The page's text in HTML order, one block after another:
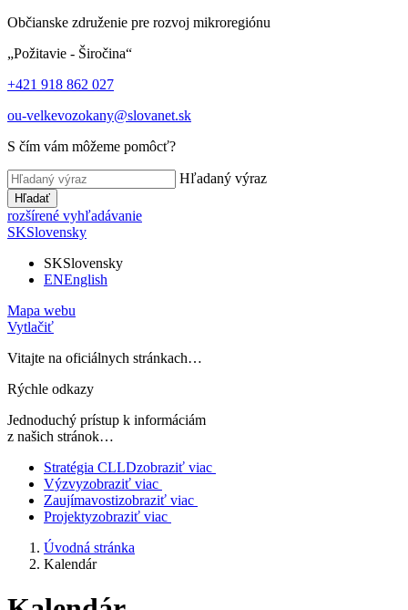
Občianske združenie pre rozvoj mikroregiónu
„Požitavie - Širočina“
+421 918 862 027
ou-velkevozokany@slovanet.sk
S čím vám môžeme pomôcť?
Hľadaný výraz
Hľadať
rozšírené vyhľadávanie
SKSlovensky
SKSlovensky
ENEnglish
Mapa webu
Vytlačiť
Vitajte na oficiálnych stránkach…
Rýchle odkazy
Jednoduchý prístup k informáciám
z našich stránok…
Stratégia CLLDzobraziť viac
Výzvyzobraziť viac
Zaujímavostizobraziť viac
Projektyzobraziť viac
Úvodná stránka
Kalendár